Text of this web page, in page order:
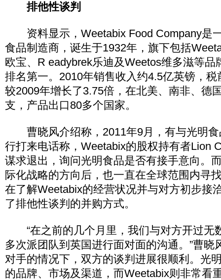
排他性谈判
资料显示，Weetabix Food Company是
食品制造商，诞生于1932年，旗下包括
欧宝、R eadybrek乐迪及Weetos维多滋等品
排名第一。2010年销售收入约4.5亿英镑，
较2009年增长了3.75倍，在北美、南非、德
支，产品出口80多个国家。
曹晓风介绍称，2011年9月，有与光明食
行打来电话称，Weetabix的股权持有者Lion
谋求退出，询问光明食品是否有接手意向。
际化战略的方向后，也一直在全球范围内寻
在了解Weetabix的经营状况并与对方初步接
了排他性谈判的并购方式。
“在之前的几个月里，我们与对方开过无
多次派团队到英国进行面对面的沟通。”曹晓
对手的情况下，双方的谈判进展很顺利。光
的品牌、市场及渠道，而Weetabix则非常看